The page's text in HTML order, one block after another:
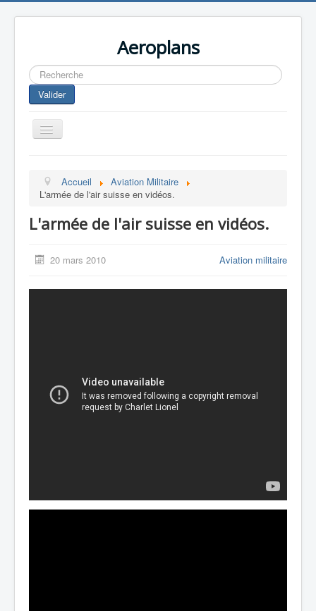
Aeroplans
Rechercher
Valider
Toggle
Navigation
Aviation Commerciale
Europespace
Accueil
Aviation Militaire
L'armée de l'air suisse en vidéos.
L'armée de l'air suisse en vidéos.
20 mars 2010 Aviation militaire